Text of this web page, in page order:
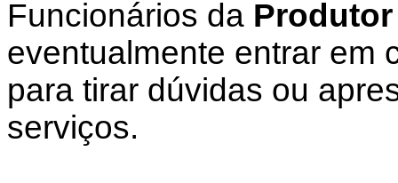
Funcionários da
eventualmente entrar em
para tirar dúvidas ou
serviços.